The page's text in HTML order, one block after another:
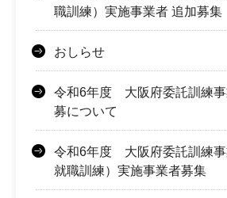
職訓練）実施事業者 追加募集
おしらせ
令和6年度 大阪府委託訓練事
募について
令和6年度 大阪府委託訓練
就職訓練）実施事業者募集